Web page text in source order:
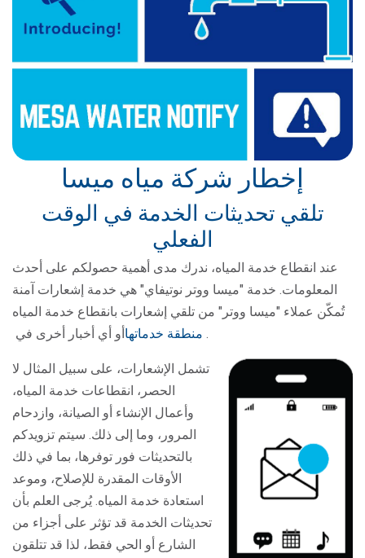
إخطار شركة مياه ميسا
تلقي تحديثات الخدمة في الوقت
الفعلي
عند انقطاع خدمة المياه، ندرك مدى أهمية حصولكم على أحدث
المعلومات. خدمة "ميسا ووتر نوتيفاي" هي خدمة إشعارات آمنة
تُمكّن عملاء "ميسا ووتر" من تلقي إشعارات بانقطاع خدمة المياه
أو أي أخبار أخرى فيمنطقة خدماتها
تشمل الإشعارات، على سبيل المثال لا
الحصر، انقطاعات خدمة المياه،
وأعمال الإنشاء أو الصيانة، وازدحام
المرور، وما إلى ذلك. سيتم تزويدكم
بالتحديثات فور توفرها، بما في ذلك
الأوقات المقدرة للإصلاح، وموعد
استعادة خدمة المياه. يُرجى العلم بأن
تحديثات الخدمة قد تؤثر على أجزاء من
الشارع أو الحي فقط، لذا قد تتلقون